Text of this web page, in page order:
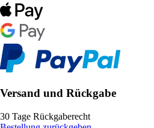
Versand und Rückgabe
30 Tage Rückgaberecht